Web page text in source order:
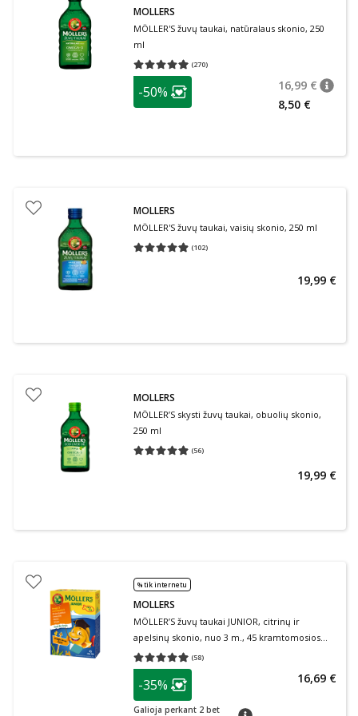
MOLLERS
MÖLLER'S žuvų taukai, natūralaus skonio, 250
ml
(270)
Vidutinis įvertinimas 4.92
patarimas
Lojalumo klubo narių nuolaida
-50% 16,99 €
8,50 €
MOLLERS
MÖLLER'S žuvų taukai, vaisių skonio, 250 ml
(102)
Vidutinis įvertinimas 4.87
19,99 €
MOLLERS
MÖLLER’S skysti žuvų taukai, obuolių skonio,
250 ml
(56)
Vidutinis įvertinimas 4.88
19,99 €
% tik internetu
MOLLERS
MÖLLER’S žuvų taukai JUNIOR, citrinų ir
apelsinų skonio, nuo 3 m., 45 kramtomosios
tabletės
(58)
Vidutinis įvertinimas 4.98
patarimas
Lojalumo klubo narių nuolaida
-35%
Galioja perkant 2 bet
patarimas
16,69 €